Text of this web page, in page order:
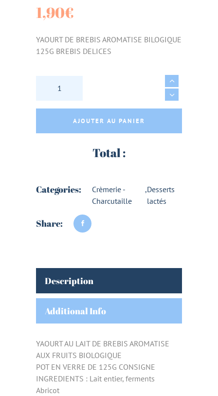
1,90€
YAOURT DE BREBIS AROMATISE BILOGIQUE
125G BREBIS DELICES
YAOURT DE BREBIS AROMATISE
AJOUTER AU PANIER
Total :
Categories:
Crèmerie -
Charcutaille
,Desserts
lactés
Share:
Description
Additional Info
YAOURT AU LAIT DE BREBIS AROMATISE
AUX FRUITS BIOLOGIQUE
POT EN VERRE DE 125G CONSIGNE
INGREDIENTS : Lait entier, ferments
Abricot